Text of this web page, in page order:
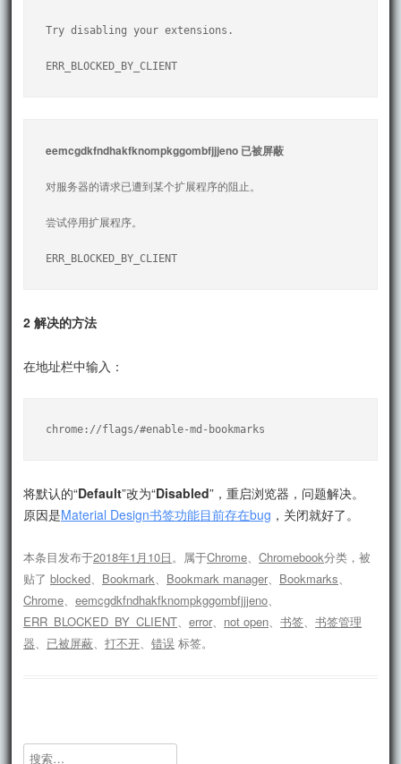
Try disabling your extensions.
ERR_BLOCKED_BY_CLIENT
eemcgdkfndhakfknompkggombfjjjeno 已被屏蔽
对服务器的请求已遭到某个扩展程序的阻止。
尝试停用扩展程序。
ERR_BLOCKED_BY_CLIENT
2 解决的方法
在地址栏中输入：
chrome://flags/#enable-md-bookmarks
将默认的“Default”改为“Disabled”，重启浏览器，问题解决。
原因是Material Design书签功能目前存在bug ，关闭就好了。
本条目发布于2018年1月10日 。属于Chrome 、Chromebook分类，被
贴了blocked Bookmark Bookmark manager Bookmarks
Chrome 、eemcgdkfndhakfknompkggombfjjjeno
ERR_BLOCKED_BY_CLIENT 、error not open 、书签 、书签管理
器
已被屏蔽 、打不开 、错误 标签。
搜